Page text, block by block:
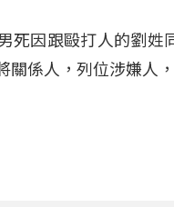
死因跟毆打人的劉
關係人，列位涉嫌人